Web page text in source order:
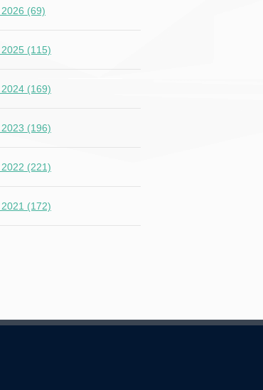
2026 (69)
2025 (115)
2024 (169)
2023 (196)
2022 (221)
2021 (172)